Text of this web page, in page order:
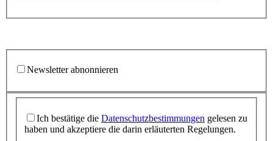
Newsletter abnonnieren
Ich bestätige die Datenschutzbestimmungen gelesen zu
haben und akzeptiere die darin erläuterten Regelungen.